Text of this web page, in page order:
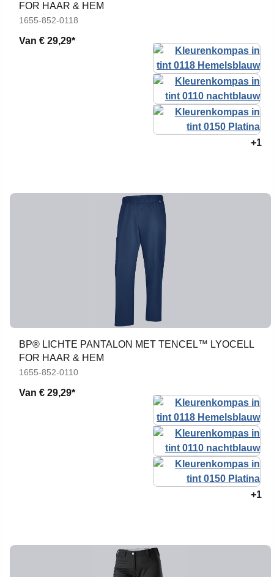
FOR HAAR & HEM
1655-852-0118
Van € 29,29*
+1
BP® LICHTE PANTALON MET TENCEL™ LYOCELL
FOR HAAR & HEM
1655-852-0110
Van € 29,29*
+1